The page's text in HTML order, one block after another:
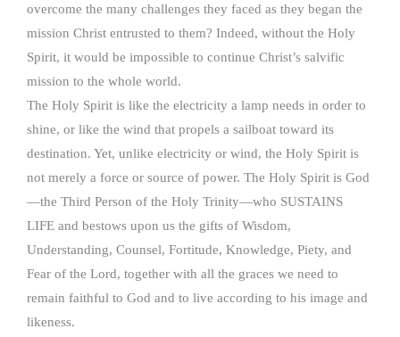
overcome the many challenges they faced as they began the
mission Christ entrusted to them? Indeed, without the Holy
Spirit, it would be impossible to continue Christ’s salvific
mission to the whole world.
The Holy Spirit is like the electricity a lamp needs in order to
shine, or like the wind that propels a sailboat toward its
destination. Yet, unlike electricity or wind, the Holy Spirit is
not merely a force or source of power. The Holy Spirit is God
—the Third Person of the Holy Trinity—who SUSTAINS
LIFE and bestows upon us the gifts of Wisdom,
Understanding, Counsel, Fortitude, Knowledge, Piety, and
Fear of the Lord, together with all the graces we need to
remain faithful to God and to live according to his image and
likeness.